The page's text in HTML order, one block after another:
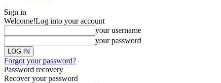
Sign in
Welcome!Log into your account
your username
your password
Forgot your password?
Password recovery
Recover your password